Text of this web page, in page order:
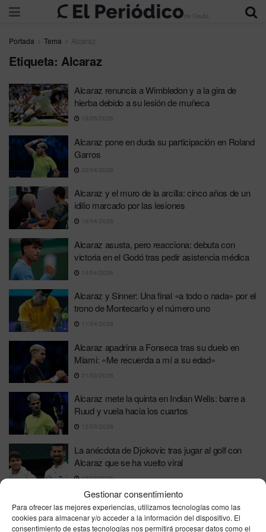
Gestionar consentimiento
Para ofrecer las mejores experiencias, utilizamos tecnologías como las
cookies para almacenar y/o acceder a la información del dispositivo. El
consentimiento de estas tecnologías nos permitirá procesar datos como el
Portada Tema Alcaraz
Etiqueta: Alcaraz
Alcaraz renuncia a Wimbledon y a la gira de
hierba debido a su lesión de muñeca
19/05/2026
Alcaraz pone en duda su participación en Roland
Garros
20/04/2026
Alcaraz y el muro de la arcilla: cinco años de un
idilio marcado por las lesiones
16/04/2026
Alcaraz asusta, pero reacciona: debuta con
victoria en el Godó tras pedir asistencia médica
14/04/2026
Alcaraz y Sinner: Una final «a todo o nada» por el
trono de Montecarlo y el número uno
11/04/2026
Alcaraz apadrina a Fonseca tras su duelo en
Miami: «Me recuerda a mí a su edad»
21/03/2026
Alcaraz mete la quinta en Indian Wells: barre a
Ruud y vuela hacia los cuartos
12/03/2026
La anécdota de Djokovic tras jugar al golf con
Alcaraz que se ha vuelto viral
10/03/2026
Juan Carlos Ferrero rompe su silencio con
Pedrerol: «No dejé de seguir a Alcaraz por
despecho»